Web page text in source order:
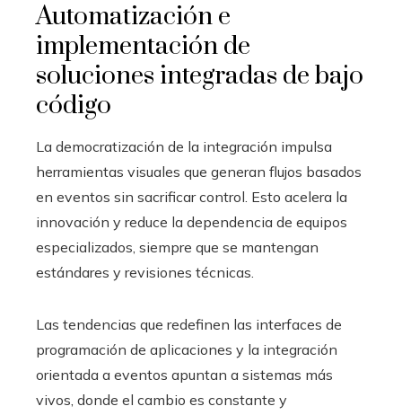
Automatización e
implementación de
soluciones integradas de bajo
código
La democratización de la integración impulsa
herramientas visuales que generan flujos basados
en eventos sin sacrificar control. Esto acelera la
innovación y reduce la dependencia de equipos
especializados, siempre que se mantengan
estándares y revisiones técnicas.
Las tendencias que redefinen las interfaces de
programación de aplicaciones y la integración
orientada a eventos apuntan a sistemas más
vivos, donde el cambio es constante y